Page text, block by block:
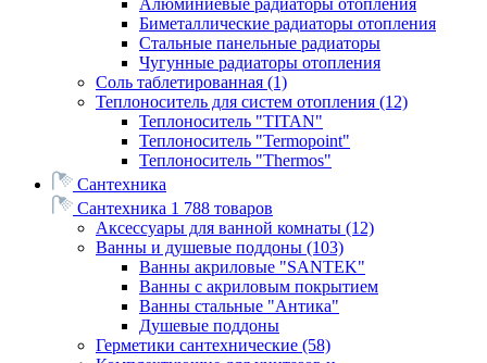
Алюминиевые радиаторы отопления
Биметаллические радиаторы отопления
Стальные панельные радиаторы
Чугунные радиаторы отопления
Соль таблетированная (1)
Теплоноситель для систем отопления (12)
Теплоноситель "TITAN"
Теплоноситель "Termopoint"
Теплоноситель "Thermos"
Сантехника
Сантехника 1 788 товаров
Аксессуары для ванной комнаты (12)
Ванны и душевые поддоны (103)
Ванны акриловые "SANTEK"
Ванны с акриловым покрытием
Ванны стальные "Антика"
Душевые поддоны
Герметики сантехнические (58)